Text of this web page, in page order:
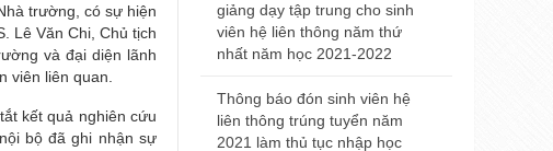
trường, có sự hiện
Lê Văn Chi, Chủ tịch
và đại diện lãnh
viên liên quan.
kết quả nghiên cứu
bộ đã ghi nhận sự
giảng dạy tập trung cho sinh
viên hệ liên thông năm thứ
nhất năm học 2021-2022
Thông báo đón sinh viên hệ
liên thông trúng tuyển năm
2021 làm thủ tục nhập học